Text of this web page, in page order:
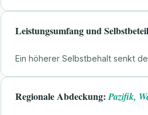
Leistungsumfang und
Ein höherer Selbstbehalt senkt
Regionale Abdeckung:Pazifik,